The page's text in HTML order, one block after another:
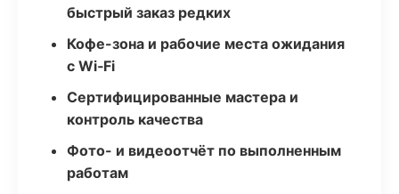
быстрый заказ редких
Кофе-зона и рабочие места ожидания
с Wi‑Fi
Сертифицированные мастера и
контроль качества
Фото- и видеоотчёт по выполненным
работам